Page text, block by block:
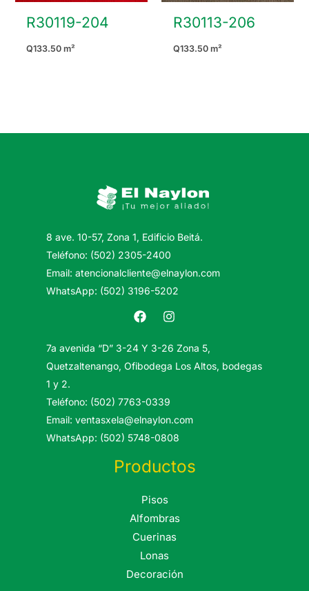
R30119-204
Q133.50 m²
R30113-206
Q133.50m²
8 ave. 10-57, Zona 1, Edificio Beitá.
Teléfono: (502) 2305-2400
Email: atencionalcliente@elnaylon.com
WhatsApp: (502) 3196-5202
7a avenida “D” 3-24 Y 3-26 Zona 5,
Quetzaltenango, Ofibodega Los Altos, bodegas
1 y 2.
Teléfono: (502) 7763-0339
Email: ventasxela@elnaylon.com
WhatsApp: (502) 5748-0808
Productos
Pisos
Alfombras
Cuerinas
Lonas
Decoración